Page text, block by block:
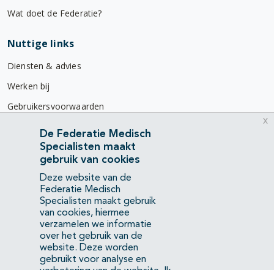
Wat doet de Federatie?
Nuttige links
Diensten & advies
Werken bij
Gebruikersvoorwaarden
Privacyverklaring
Contact
Mercatorlaan 1200
3528 BL Utrecht
(088) 505 34 34
info@richtlijnendatabase.nl
YouTubeLinkedIn
De Federatie Medisch
Specialisten maakt
gebruik van cookies
Deze website van de
Federatie Medisch
Specialisten maakt gebruik
van cookies, hiermee
verzamelen we informatie
over het gebruik van de
website. Deze worden
gebruikt voor analyse en
x